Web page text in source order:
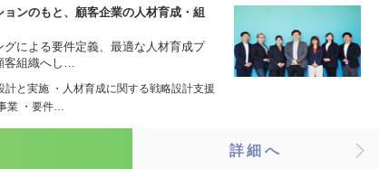
ンのもと、顧客企業の人材育成・組
による要件定義、最適な人材育成プ
客組織へし…
と実施 ・人材育成に関する戦略設計支援
業 ・要件…
詳細へ